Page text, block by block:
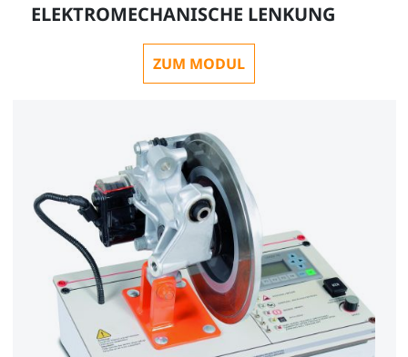
ELEKTROMECHANISCHE LENKUNG
ZUM MODUL